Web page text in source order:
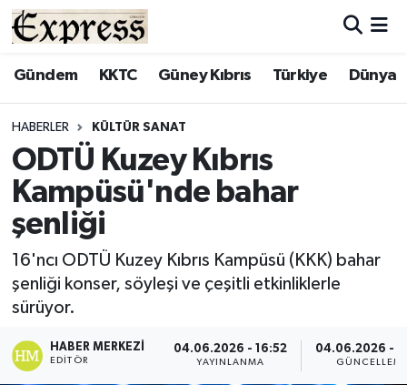
Gündem KKTC Güney Kıbrıs Türkiye Dünya
HABERLER KÜLTÜR SANAT
ODTÜ Kuzey Kıbrıs
Kampüsü'nde bahar
şenliği
16'ncı ODTÜ Kuzey Kıbrıs Kampüsü (KKK) bahar
şenliği konser, söyleşi ve çeşitli etkinliklerle
sürüyor.
HABER MERKEZI
EDITÖR
04.06.2026 - 16:52
YAYINLANMA
04.06.2026 -
ALAYKÖY
BİLİM
ÇATALKÖY
DÜNYA
EĞİTİM
EKONOMİ
Hava Durumu
Süper Lig Puan Durumu ve Fikstür
Tüm Manşetler
Son Dakika Haberleri
Haber Arşivi